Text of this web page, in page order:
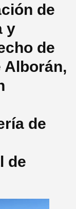
de
y
de
Alborán,
de
de